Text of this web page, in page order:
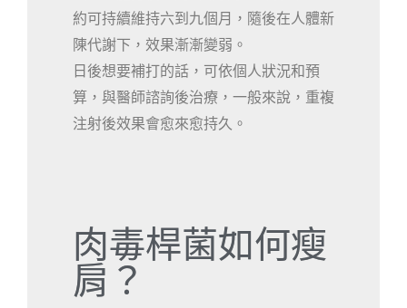
約可持續維持六到九個月，隨後在人體新
陳代謝下，效果漸漸變弱。
日後想要補打的話，可依個人狀況和預
算，與醫師諮詢後治療，一般來說，重複
注射後效果會愈來愈持久。
肉毒桿菌如何瘦
肩？